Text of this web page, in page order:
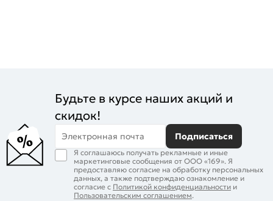
Будьте в курсе наших акций и
скидок!
Электронная почта Подписаться
Я соглашаюсь получать рекламные и иные
маркетинговые сообщения от ООО «169». Я
предоставляю согласие на обработку персональных
данных, а также подтверждаю ознакомление и
согласие с Политикой конфиденциальности и
Пользовательским соглашением.